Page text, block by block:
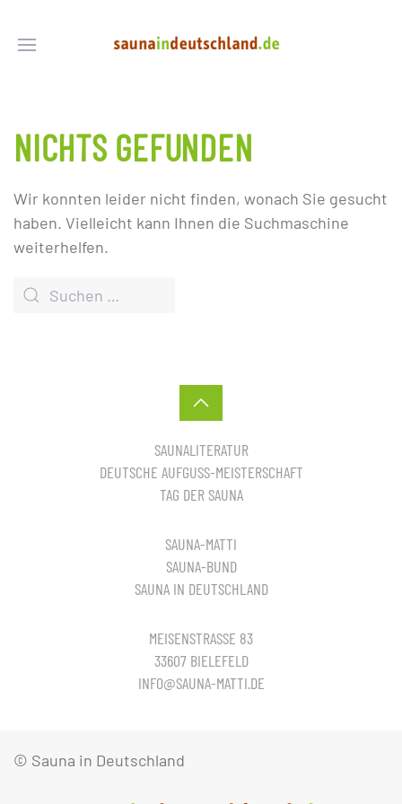
NICHTS GEFUNDEN
Wir konnten leider nicht finden, wonach Sie gesucht
haben. Vielleicht kann Ihnen die Suchmaschine
weiterhelfen.
SAUNALITERATUR
DEUTSCHE AUFGUSS-MEISTERSCHAFT
TAG DER SAUNA
SAUNA-MATTI
SAUNA-BUND
SAUNA IN DEUTSCHLAND
MEISENSTRASSE 83
33607 BIELEFELD
INFO@SAUNA-MATTI.DE
© Sauna in Deutschland